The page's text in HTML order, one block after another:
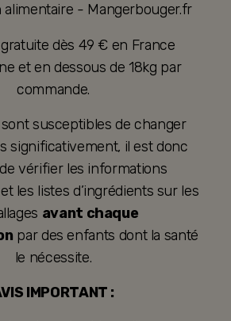
- Mangerbouger.fr
dès 49 € en France
et en dessous de 18kg par
commande.
susceptibles de changer
significativement, il est donc
vérifier les informations
les listes d’ingrédients sur les
avant chaque
par des enfants dont la santé
le nécessite.
IMPORTANT :